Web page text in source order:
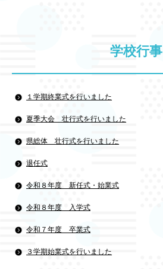
学校行事
１学期終業式を行いました
夏季大会 壮行式を行いました
県総体 壮行式を行いました
退任式
令和８年度 新任式・始業式
令和８年度 入学式
令和７年度 卒業式
３学期始業式を行いました